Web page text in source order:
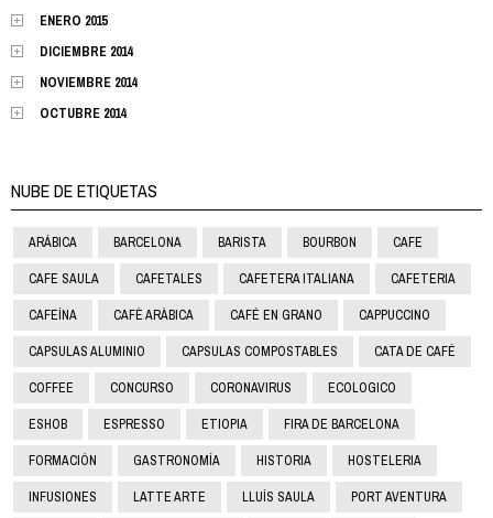
ENERO 2015
DICIEMBRE 2014
NOVIEMBRE 2014
OCTUBRE 2014
NUBE DE ETIQUETAS
ARÁBICA BARCELONA BARISTA BOURBON CAFE
CAFE SAULA CAFETALES CAFETERA ITALIANA CAFETERIA
CAFEÍNA CAFÈ ARÀBICA CAFÉ EN GRANO CAPPUCCINO
CAPSULAS ALUMINIO CAPSULAS COMPOSTABLES CATA DE CAFÉ
COFFEE CONCURSO CORONAVIRUS ECOLOGICO
ESHOB ESPRESSO ETIOPIA FIRA DE BARCELONA
FORMACIÓN GASTRONOMÍA HISTORIA HOSTELERIA
INFUSIONES LATTE ARTE LLUÍS SAULA PORT AVENTURA